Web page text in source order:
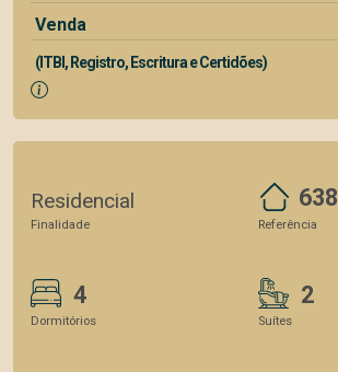
Venda
(ITBI, Registro, Escritura e Certidões)
Residencial
Finalidade
638
Referência
4
Dormitórios
2
Suítes